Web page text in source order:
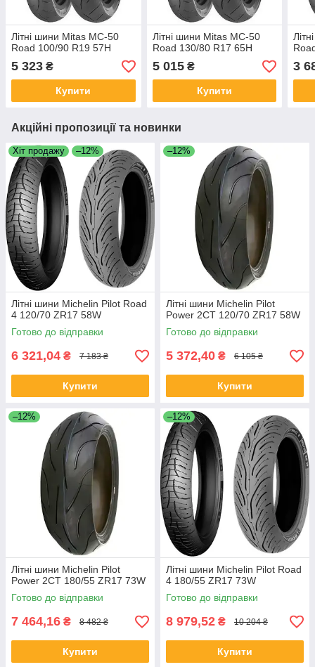
Літні шини Mitas MC-50
Road 100/90 R19 57H
5 323 ₴
Купити
Літні шини Mitas MC-50
Road 130/80 R17 65H
5 015₴
Купити
3
Акційні пропозиції та новинки
Хіт продажу –12%
Літні шини Michelin Pilot Road
4 120/70 ZR17 58W
Готово до відправки
6 321,04 ₴ 7 183 ₴
Купити
–12%
Літні шини Michelin Pilot
Power 2CT 120/70 ZR17 58W
Готово до відправки
5 372,40 ₴ 6 105 ₴
Купити
–12%
Літні шини Michelin Pilot
Power 2CT 180/55 ZR17 73W
Готово до відправки
7 464,16 ₴ 8 482 ₴
Купити
–12%
Літні шини Michelin Pilot Road
4 180/55 ZR17 73W
Готово до відправки
8 979,52 ₴ 10 204 ₴
Купити